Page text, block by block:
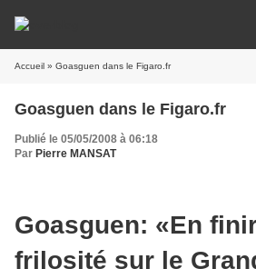
Accueil » Goasguen dans le Figaro.fr
Goasguen dans le Figaro.fr
Publié le 05/05/2008 à 06:18
Par Pierre MANSAT
Goasguen: «En
frilosité sur le